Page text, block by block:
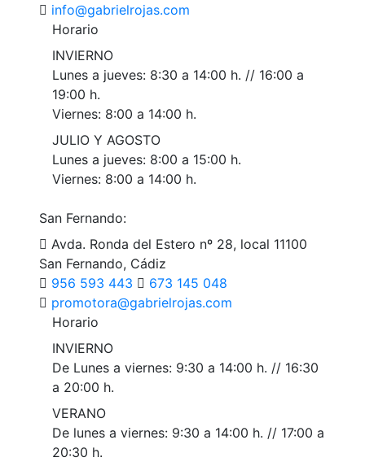
moc.s
ajorl
eirba
g@ofn
i
Horario
INVIERNO
Lunes a jueves: 8:30 a 14:00 h. // 16:00 a
19:00 h.
Viernes: 8:00 a 14:00 h.
JULIO Y AGOSTO
Lunes a jueves: 8:00 a 15:00 h.
Viernes: 8:00 a 14:00 h.
San Fernando:
Avda. Ronda del Estero nº 28, local 11100
San Fernando, Cádiz
956 593 443
673 145 048
moc.s
ajorl
eirba
g@aro
tomor
p
Horario
INVIERNO
De Lunes a viernes: 9:30 a 14:00 h. // 16:30
a 20:00 h.
VERANO
De lunes a viernes: 9:30 a 14:00 h. // 17:00 a
20:30 h.